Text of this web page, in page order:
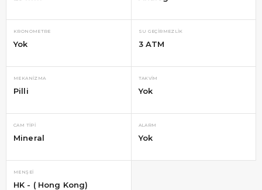
KRONOMETRE
Yok
SU GEÇIRMEZLIK
3 ATM
MEKANIZMA
Pilli
TAKVIM
Yok
CAM TIPI
Mineral
ALARM
Yok
MENŞEI
HK - ( Hong Kong)